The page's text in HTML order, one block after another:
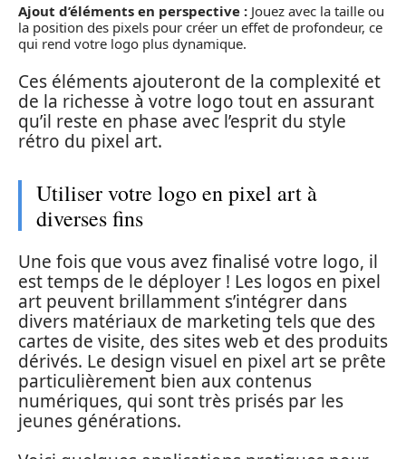
Ajout d’éléments en perspective : Jouez avec la taille ou
la position des pixels pour créer un effet de profondeur, ce
qui rend votre logo plus dynamique.
Ces éléments ajouteront de la complexité et
de la richesse à votre logo tout en assurant
qu’il reste en phase avec l’esprit du style
rétro du pixel art.
Utiliser votre logo en pixel art à
diverses fins
Une fois que vous avez finalisé votre logo, il
est temps de le déployer ! Les logos en pixel
art peuvent brillamment s’intégrer dans
divers matériaux de marketing tels que des
cartes de visite, des sites web et des produits
dérivés. Le design visuel en pixel art se prête
particulièrement bien aux contenus
numériques, qui sont très prisés par les
jeunes générations.